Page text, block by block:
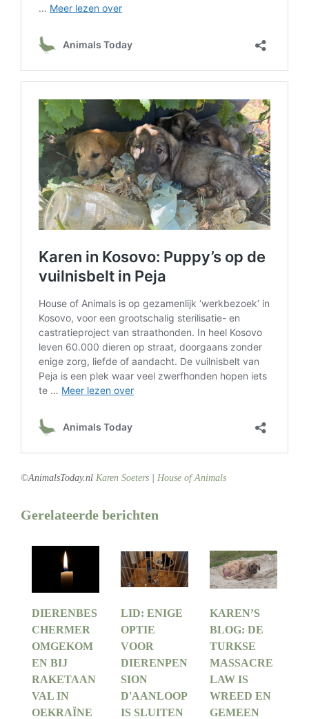
©AnimalsToday.nl Karen Soeters House of Animals
Gerelateerde berichten
DIERENBES
CHERMER
OMGEKOM
EN BIJ
RAKETAAN
VAL IN
OEKRAÏNE
LID: ENIGE
OPTIE
VOOR
DIERENPEN
SION
D'AANLOOP
IS SLUITEN
KAREN’S
BLOG: DE
TURKSE
MASSACRE
LAW IS
WREED EN
GEMEEN